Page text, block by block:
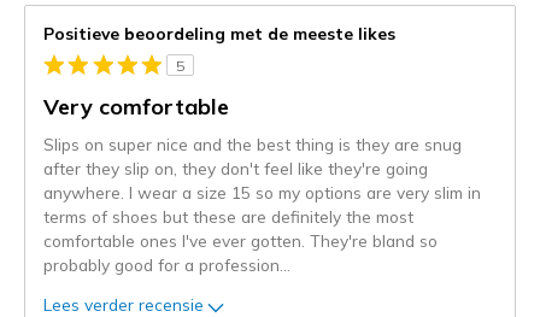
Positieve beoordeling met de meeste likes
5
Very comfortable
Slips on super nice and the best thing is they are snug
after they slip on, they don't feel like they're going
anywhere. I wear a size 15 so my options are very slim in
terms of shoes but these are definitely the most
comfortable ones I've ever gotten. They're bland so
probably good for a profession
Lees verder recensie